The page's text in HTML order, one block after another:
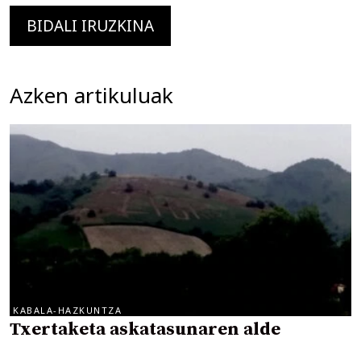
Azken artikuluak
KABALA-HAZKUNTZA
Txertaketa askatasunaren alde